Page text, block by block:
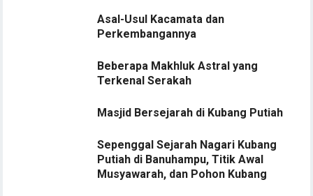
Asal-Usul Kacamata dan
Perkembangannya
Beberapa Makhluk Astral yang
Terkenal Serakah
Masjid Bersejarah di Kubang Putiah
Sepenggal Sejarah Nagari Kubang
Putiah di Banuhampu, Titik Awal
Musyawarah, dan Pohon Kubang